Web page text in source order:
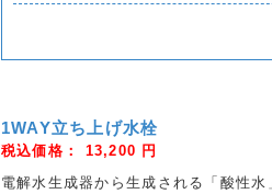
1WAY立ち上げ水栓
税込価格： 13,200 円
電解水生成器から生成される「酸性